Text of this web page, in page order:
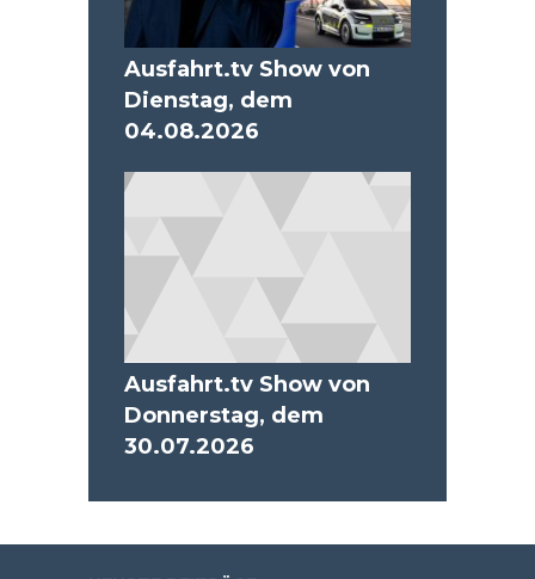
Ausfahrt.tv Show von
Dienstag, dem
04.08.2026
Ausfahrt.tv Show von
Donnerstag, dem
30.07.2026